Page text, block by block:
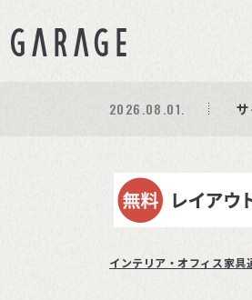
2026.08.01.
インテリア・オフィス家具